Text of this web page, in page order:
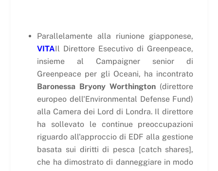
Parallelamente alla riunione giapponese,
VITAIl Direttore Esecutivo di Greenpeace,
insieme al Campaigner senior di
Greenpeace per gli Oceani, ha incontrato
Baronessa Bryony Worthington (direttore
europeo dell'Environmental Defense Fund)
alla Camera dei Lord di Londra. Il direttore
ha sollevato le continue preoccupazioni
riguardo all'approccio di EDF alla gestione
basata sui diritti di pesca [catch shares],
che ha dimostrato di danneggiare in modo